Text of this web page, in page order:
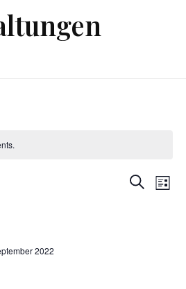
SearchList
2022